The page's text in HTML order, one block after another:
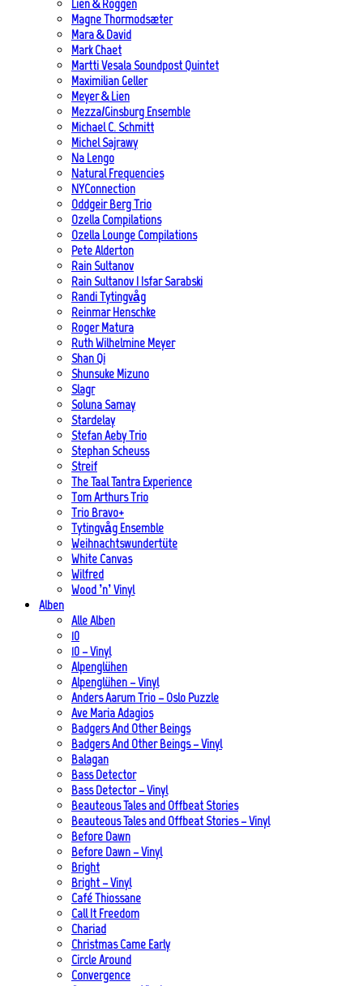
Lien & Roggen
Magne Thormodsæter
Mara & David
Mark Chaet
Martti Vesala Soundpost Quintet
Maximilian Geller
Meyer & Lien
Mezza/Ginsburg Ensemble
Michael C. Schmitt
Michel Sajrawy
Na Lengo
Natural Frequencies
NYConnection
Oddgeir Berg Trio
Ozella Compilations
Ozella Lounge Compilations
Pete Alderton
Rain Sultanov
Rain Sultanov | Isfar Sarabski
Randi Tytingvåg
Reinmar Henschke
Roger Matura
Ruth Wilhelmine Meyer
Shan Qi
Shunsuke Mizuno
Slagr
Soluna Samay
Stardelay
Stefan Aeby Trio
Stephan Scheuss
Streif
The Taal Tantra Experience
Tom Arthurs Trio
Trio Bravo+
Tytingvåg Ensemble
Weihnachtswundertüte
White Canvas
Wilfred
Wood ’n’ Vinyl
Alben
Alle Alben
10
10 – Vinyl
Alpenglühen
Alpenglühen – Vinyl
Anders Aarum Trio – Oslo Puzzle
Ave Maria Adagios
Badgers And Other Beings
Badgers And Other Beings – Vinyl
Balagan
Bass Detector
Bass Detector – Vinyl
Beauteous Tales and Offbeat Stories
Beauteous Tales and Offbeat Stories – Vinyl
Before Dawn
Before Dawn – Vinyl
Bright
Bright – Vinyl
Café Thiossane
Call It Freedom
Chariad
Christmas Came Early
Circle Around
Convergence